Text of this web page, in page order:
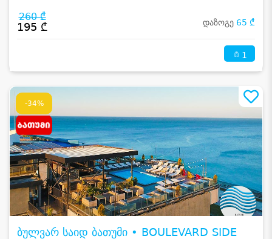
260 ₾
195 ₾ დაზოგე 65 ₾
1
-34%
ბულვარ საიდ ბათუმი • BOULEVARD SIDE